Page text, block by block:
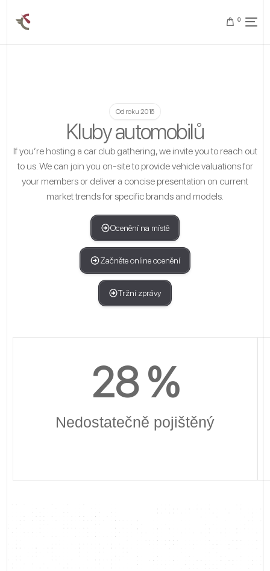
0
Od roku 2016
Kluby automobilů
If you’re hosting a car club gathering, we invite you to reach out
to us. We can join you on-site to provide vehicle valuations for
your members or deliver a concise presentation on current
market trends for specific brands and models.
Ocenění na místě
Začněte online ocenění
Tržní zprávy
Nedostatečně pojištěný
28 %